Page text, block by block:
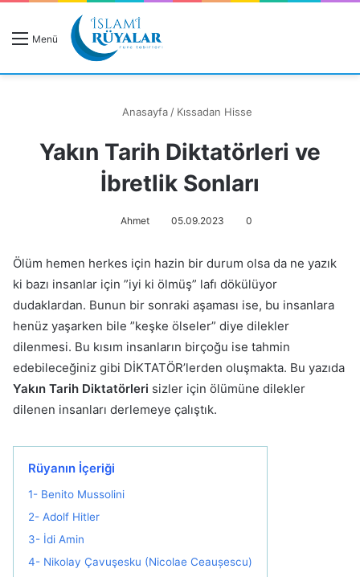
Menü
Anasayfa / Kıssadan Hisse
Yakın Tarih Diktatörleri ve
İbretlik Sonları
Ahmet 05.09.2023 0
Ölüm hemen herkes için hazin bir durum olsa da ne yazık
ki bazı insanlar için ”iyi ki ölmüş” lafı dökülüyor
dudaklardan. Bunun bir sonraki aşaması ise, bu insanlara
henüz yaşarken bile ”keşke ölseler” diye dilekler
dilenmesi. Bu kısım insanların birçoğu ise tahmin
edebileceğiniz gibi DİKTATÖR’lerden oluşmakta. Bu yazıda
Yakın Tarih Diktatörleri sizler için ölümüne dilekler
dilenen insanları derlemeye çalıştık.
Rüyanın İçeriği
1- Benito Mussolini
2- Adolf Hitler
3- İdi Amin
4- Nikolay Çavuşesku (Nicolae Ceaușescu)
Rüyanızı Arayın